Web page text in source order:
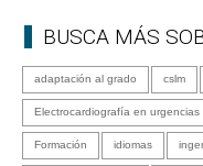
BUSCA MÁS
adaptación al grado cslm
Electrocardiografía en urgencias
Formación idiomas